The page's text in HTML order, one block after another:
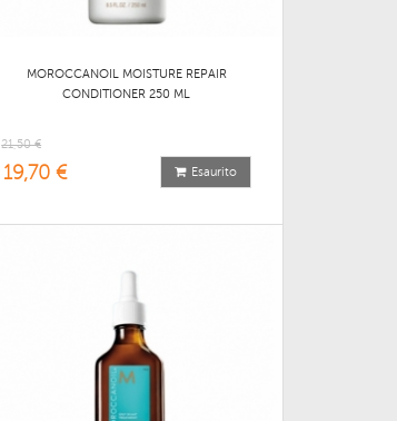
MOROCCANOIL MOISTURE REPAIR
CONDITIONER 250 ML
21,50 €
19,70 € Esaurito